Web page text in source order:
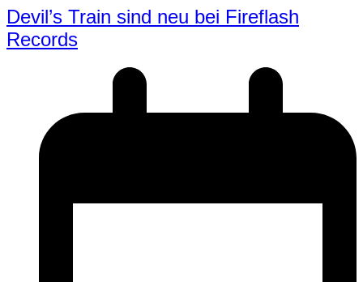
Devil’s Train sind neu bei Fireflash
Records